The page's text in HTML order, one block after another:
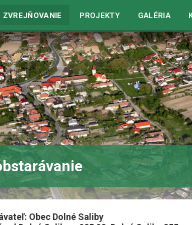
dolnesaliby.sk/www/wp-includes/blocks.php
ZVREJŇOVANIE PROJEKTY GALÉRIA
Obec Dolné Saliby